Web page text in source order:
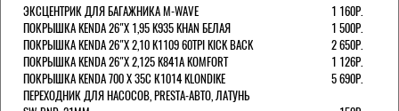
ЭКСЦЕНТРИК ДЛЯ БАГАЖНИКА M-WAVE
1 160Р.
ПОКРЫШКА KENDA 26"Х 1,95 K935 KHAN БЕЛАЯ
1 500Р.
ПОКРЫШКА KENDA 26"Х 2,10 K1109 60TPI KICK BACK
2 650Р.
ПОКРЫШКА KENDA 26"Х 2,125 K841A KOMFORT
1 126Р.
ПОКРЫШКА KENDA 700 Х 35С К1014 KLONDIKE
5 690Р.
ПЕРЕХОДНИК ДЛЯ НАСОСОВ, PRESTA-АВТО, ЛАТУНЬ